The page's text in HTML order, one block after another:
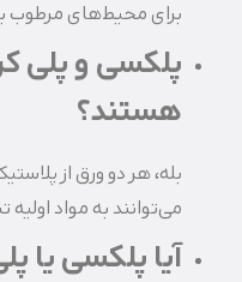
برای محیط‌های مرطوب
پلکسی و پلی‌
هستند؟
بله، هر دو ورق از
می‌توانند به مواد
آیا پلکسی یا